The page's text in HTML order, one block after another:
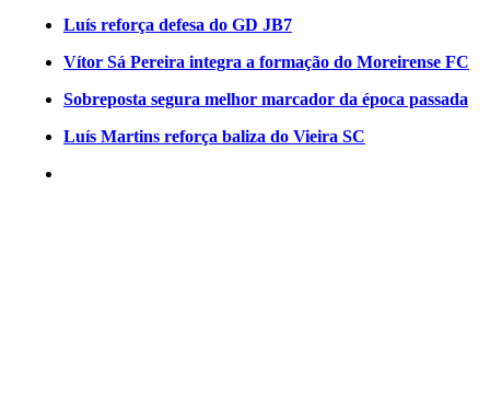
Luís reforça defesa do GD JB7
Vítor Sá Pereira integra a formação do Moreirense FC
Sobreposta segura melhor marcador da época passada
Luís Martins reforça baliza do Vieira SC